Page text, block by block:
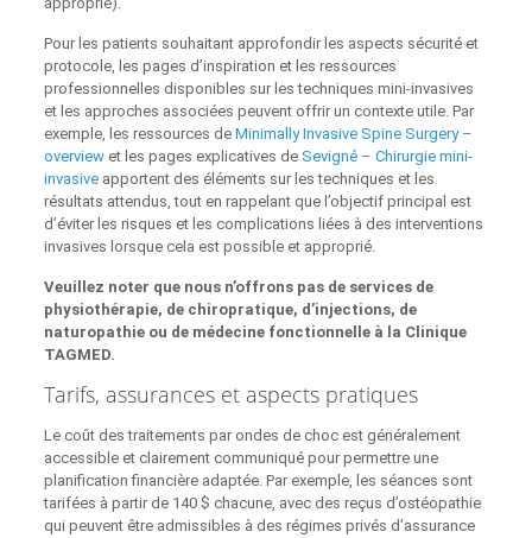
Pour les patients souhaitant approfondir les aspects sécurité et
protocole, les pages d’inspiration et les ressources
professionnelles disponibles sur les techniques mini-invasives
et les approches associées peuvent offrir un contexte utile. Par
exemple, les ressources de Minimally Invasive Spine Surgery –
overviewet les pages explicatives de Sevigné – Chirurgie mini-
invasiveapportent des éléments sur les techniques et les
résultats attendus, tout en rappelant que l’objectif principal est
d’éviter les risques et les complications liées à des interventions
invasives lorsque cela est possible et approprié.
Veuillez noter que nous n’offrons pas de services de
physiothérapie, de chiropratique, d’injections, de
naturopathie ou de médecine fonctionnelle à la Clinique
TAGMED.
Tarifs, assurances et aspects pratiques
Le coût des traitements par ondes de choc est généralement
accessible et clairement communiqué pour permettre une
planification financière adaptée. Par exemple, les séances sont
tarifées à partir de 140 $ chacune, avec des reçus d’ostéopathie
qui peuvent être admissibles à des régimes privés d’assurance